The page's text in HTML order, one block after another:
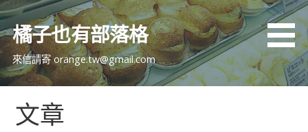
跳
主
內
橘子也有部落格
來信請寄 orange.tw@gmail.com
文章